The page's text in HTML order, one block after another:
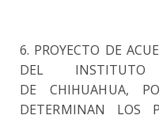
6. PROYECTO DE
DEL INSTITUTO
DE CHIHUAHUA,
DETERMINAN LOS